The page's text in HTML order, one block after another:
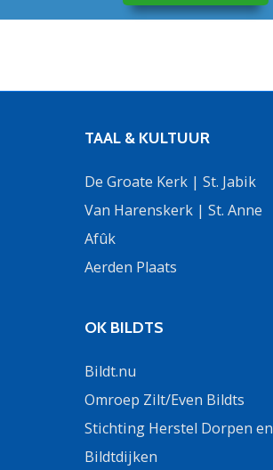
TAAL & KULTUUR
De Groate Kerk | St. Jabik
Van Harenskerk | St. Anne
Afûk
Aerden Plaats
OK BILDTS
Bildt.nu
Omroep Zilt/Even Bildts
Stichting Herstel Dorpen en
Bildtdijken